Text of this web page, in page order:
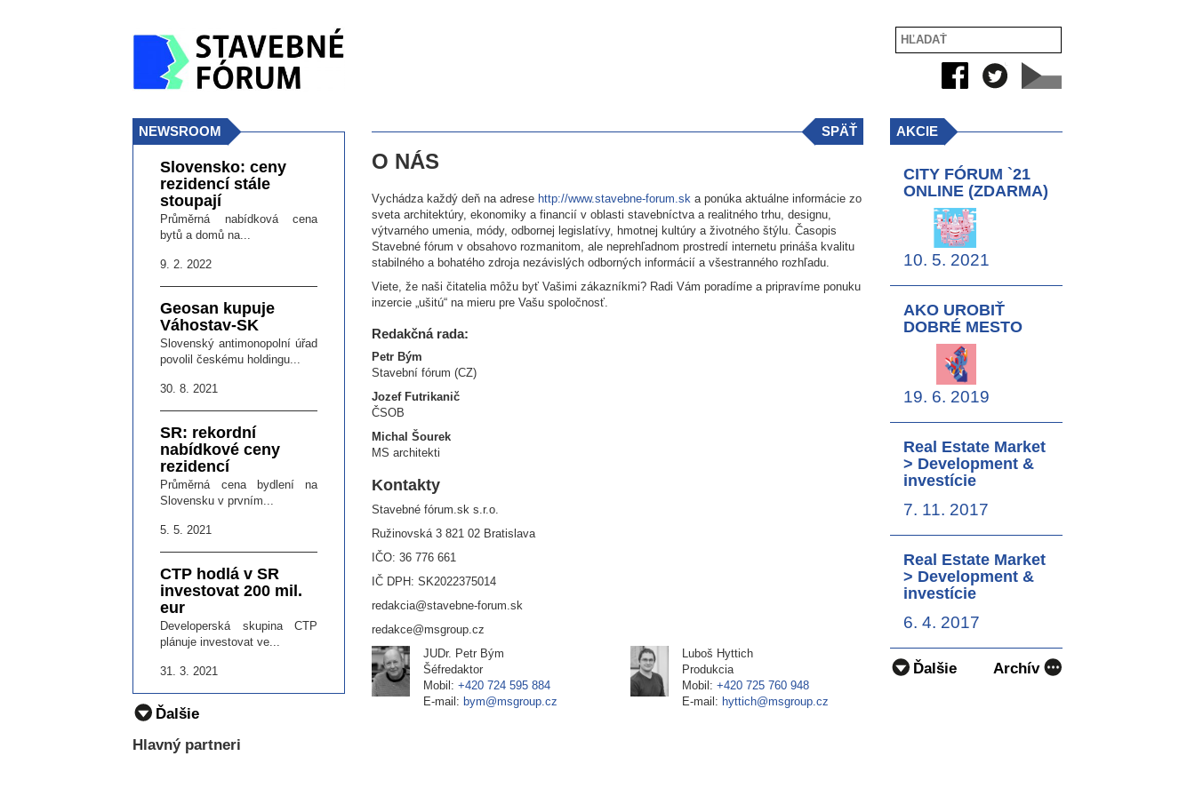
SPÄŤ
O NÁS
Vychádza každý deň na adrese http://www.stavebne-forum.sk a ponúka aktuálne informácie zo
sveta architektúry, ekonomiky a financií v oblasti stavebníctva a realitného trhu, designu,
výtvarného umenia, módy, odbornej legislatívy, hmotnej kultúry a životného štýlu. Časopis
Stavebné fórum v obsahovo rozmanitom, ale neprehľadnom prostredí internetu prináša kvalitu
stabilného a bohatého zdroja nezávislých odborných informácií a všestranného rozhľadu.
Viete, že naši čitatelia môžu byť Vašimi zákazníkmi? Radi Vám poradíme a pripravíme ponuku
inzercie „ušitú“ na mieru pre Vašu spoločnosť.
Redakčná rada:
Petr Bým
Stavební fórum (CZ)
Jozef Futrikanič
ČSOB
Michal Šourek
MS architekti
Kontakty
Stavebné fórum.sk s.r.o.
Ružinovská 3 821 02 Bratislava
IČO: 36 776 661
IČ DPH: SK2022375014
redakcia@stavebne-forum.sk
redakce@msgroup.cz
JUDr. Petr Bým
Šéfredaktor
Mobil: +420 724 595 884
E-mail: bym@msgroup.cz
Luboš Hyttich
Produkcia
Mobil:+420 725 760 948
E-mail: hyttich@msgroup.cz
AKCIE
CITY FÓRUM `21
ONLINE (ZDARMA)
10. 5. 2021
AKO UROBIŤ
DOBRÉ MESTO
19. 6. 2019
Real Estate Market
> Development &
investície
7. 11. 2017
Real Estate Market
> Development &
investície
6. 4. 2017
Ďalšie Archív
NEWSROOM
Slovensko: ceny
rezidencí stále
stoupají
Průměrná nabídková cena
bytů a domů na...
9. 2. 2022
Geosan kupuje
Váhostav-SK
Slovenský antimonopolní úřad
povolil českému holdingu...
30. 8. 2021
SR: rekordní
nabídkové ceny
rezidencí
Průměrná cena bydlení na
Slovensku v prvním...
5. 5. 2021
CTP hodlá v SR
investovat 200 mil.
eur
Developerská skupina CTP
plánuje investovat ve...
31. 3. 2021
Ďalšie
Hlavný partneri